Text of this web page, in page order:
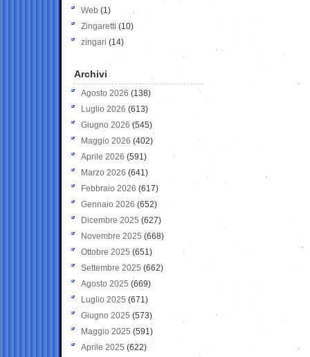
Web (1)
Zingaretti (10)
zingari (14)
Archivi
Agosto 2026 (138)
Luglio 2026 (613)
Giugno 2026 (545)
Maggio 2026 (402)
Aprile 2026 (591)
Marzo 2026 (641)
Febbraio 2026 (617)
Gennaio 2026 (652)
Dicembre 2025 (627)
Novembre 2025 (668)
Ottobre 2025 (651)
Settembre 2025 (662)
Agosto 2025 (669)
Luglio 2025 (671)
Giugno 2025 (573)
Maggio 2025 (591)
Aprile 2025 (622)